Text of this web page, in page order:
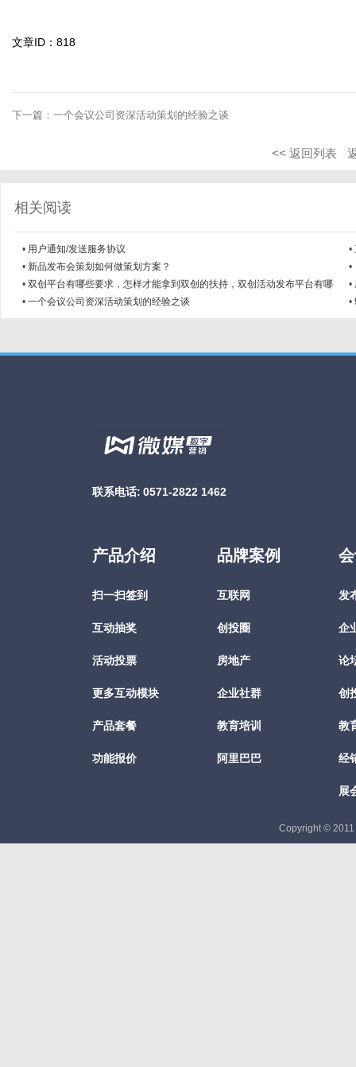
文章ID：818
下一篇： 一个会议公司资深活动策划的经验之谈
<< 返回列表
相关阅读
• 用户通知/发送服务协议 •
• 新品发布会策划如何做策划方案？ •
• 双创平台有哪些要求，怎样才能拿到双创的扶持，双创活动发布平台有哪
些？ ...
•
• 一个会议公司资深活动策划的经验之谈 •
联系电话: 0571-2822 1462
产品介绍
扫一扫签到
互动抽奖
活动投票
更多互动模块
产品套餐
功能报价
品牌案例
互联网
创投圈
房地产
企业社群
教育培训
阿里巴巴
发
企
论
创
教
经
展
Copyright © 2011